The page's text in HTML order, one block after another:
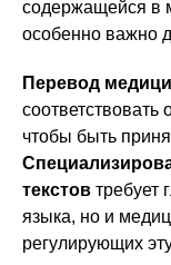
содержащейся в
особенно важно
Перевод
чтобы быть
текстов требует
языка, но и
регулирующих